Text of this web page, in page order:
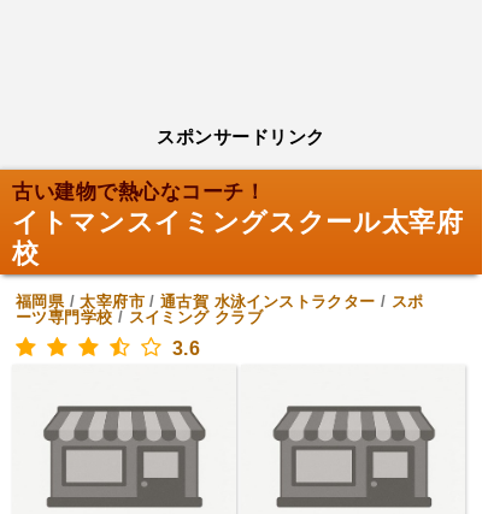
スポンサードリンク
古い建物で熱心なコーチ！
イトマンスイミングスクール太宰府
校
福岡県/太宰府市/通古賀 水泳インストラクター / スポ
ーツ専門学校 / スイミング クラブ
3.6